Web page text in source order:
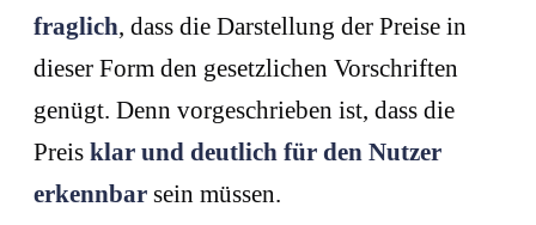
fraglich, dass die Darstellung der Preise in
dieser Form den gesetzlichen Vorschriften
genügt. Denn vorgeschrieben ist, dass die
Preis klar und deutlich für den Nutzer
erkennbar sein müssen.